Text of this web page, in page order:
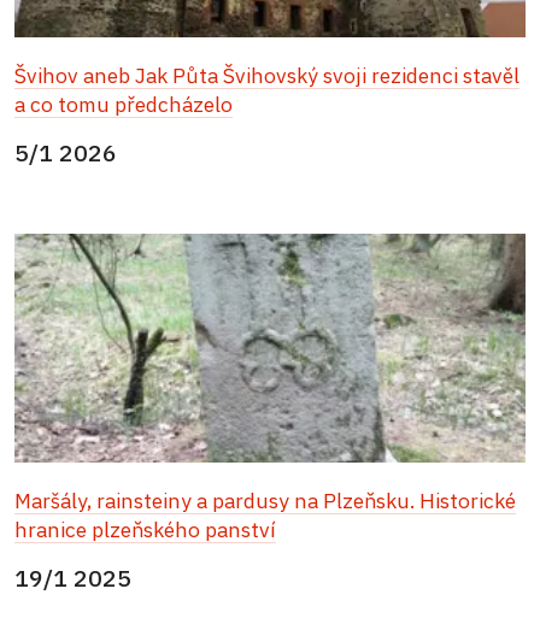
Švihov aneb Jak Půta Švihovský svoji rezidenci stavěl
a co tomu předcházelo
5/1 2026
Maršály, rainsteiny a pardusy na Plzeňsku. Historické
hranice plzeňského panství
19/1 2025